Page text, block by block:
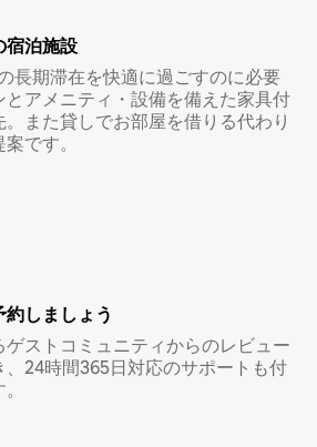
宿⁠泊⁠施⁠設
長期滞在を快適に過ごすのに必要
とアメニティ・設備を備えた家具付
。また貸しでお部屋を借りる代わり
です。
しましょう
ゲストコミュニティからのレビュー
、24時間365日対応のサポートも付